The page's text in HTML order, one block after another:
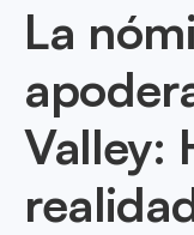
La
Valley: